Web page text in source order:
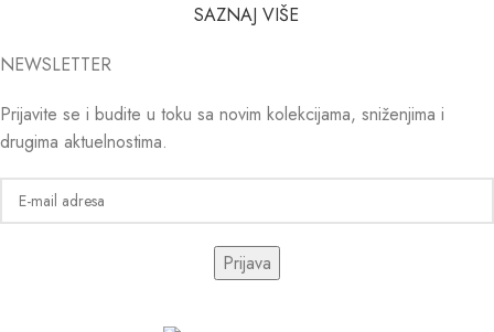
SAZNAJ VIŠE
NEWSLETTER
Prijavite se i budite u toku sa novim kolekcijama, sniženjima i
drugima aktuelnostima.